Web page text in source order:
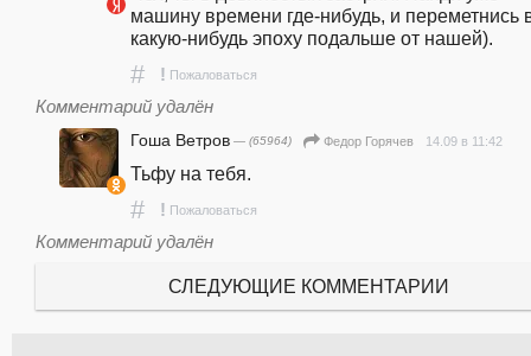
машину времени где-нибудь, и переметнись
какую-нибудь эпоху подальше от нашей).
# ! Пожаловаться
Комментарий удалён
Гоша Ветров — (65964) Федор Горячев 14.09 в 11:42
Тьфу на тебя.
# ! Пожаловаться
Комментарий удалён
СЛЕДУЮЩИЕ КОММЕНТАРИИ